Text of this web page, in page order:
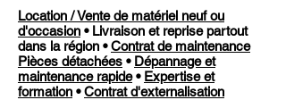
Location / Vente de matériel neuf ou
d'occasion • Livraison et reprise partout
dans la région •Contrat de maintenance
Pièces détachées • Dépannage et
maintenance rapide• Expertise et
formation •Contrat d'externalisation